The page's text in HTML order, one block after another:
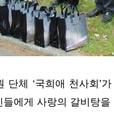
단체 ‘국희애 천사회’
들에게 사랑의 갈비탕을